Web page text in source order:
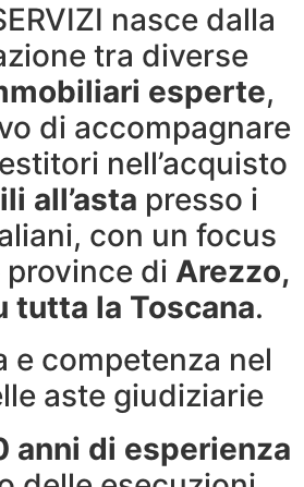
nasce dalla
tra diverse
esperte,
di accompagnare
nell’acquisto
all’asta presso i
con un focus
di Arezzo,
tutta la Toscana.
e competenza nel
aste giudiziarie
anni di esperienza